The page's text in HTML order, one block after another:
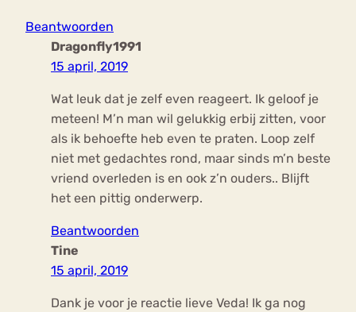
Beantwoorden
Dragonfly1991
15 april, 2019
Wat leuk dat je zelf even reageert. Ik geloof je
meteen! M’n man wil gelukkig erbij zitten, voor
als ik behoefte heb even te praten. Loop zelf
niet met gedachtes rond, maar sinds m’n beste
vriend overleden is en ook z’n ouders.. Blijft
het een pittig onderwerp.
Beantwoorden
Tine
15 april, 2019
Dank je voor je reactie lieve Veda! Ik ga nog